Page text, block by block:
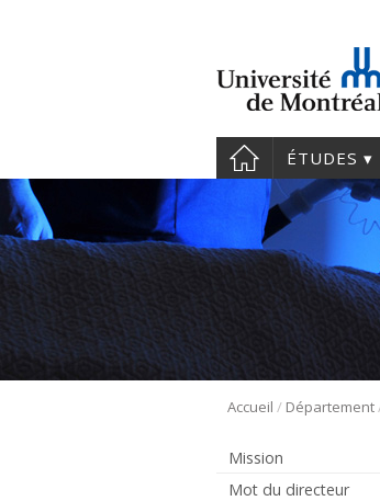
ÉTUDES
Accueil / Département
Mission
Mot du directeur